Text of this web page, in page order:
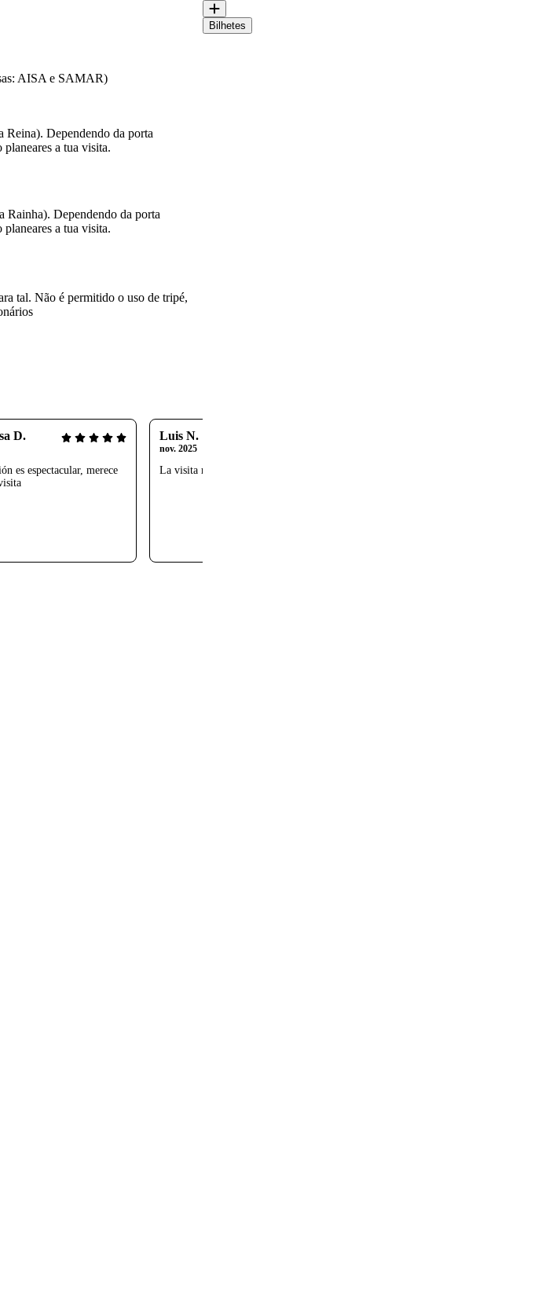
AISA e SAMAR)
Reina). Dependendo da porta
a tua visita.
Rainha). Dependendo da porta
a tua visita.
tal. Não é permitido o uso de tripé,
D.
es espectacular, merece
Luis N.
nov. 2025
La visita muy bien, el precio excesivo
Bilhetes